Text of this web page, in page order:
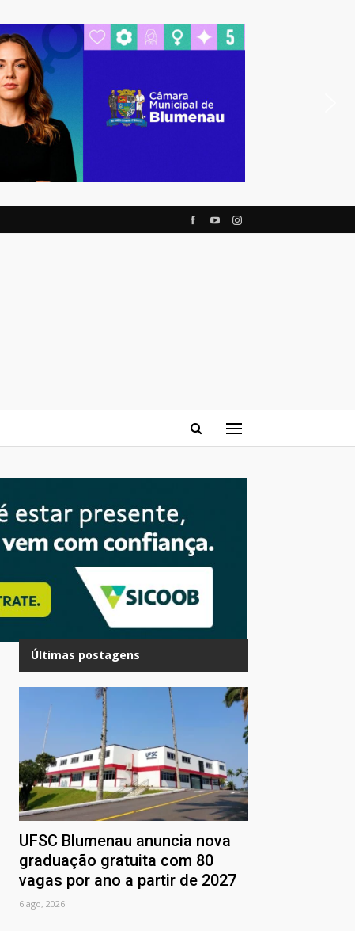
Últimas postagens
UFSC Blumenau anuncia nova
graduação gratuita com 80
vagas por ano a partir de 2027
6 ago, 2026